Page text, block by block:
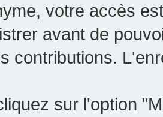
votre accès
avant de
contributions.
sur l'option